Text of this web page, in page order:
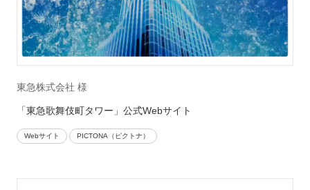
東急株式会社 様
「東急歌舞伎町タワー」公式Webサイト
Webサイト PICTONA（ピクトナ）